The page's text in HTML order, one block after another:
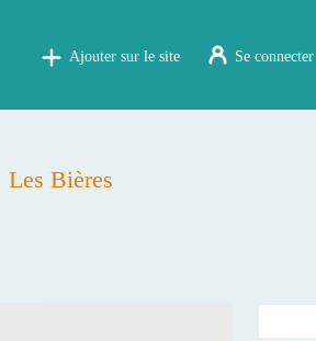
Ajouter sur le site Se connecter
Les Bières